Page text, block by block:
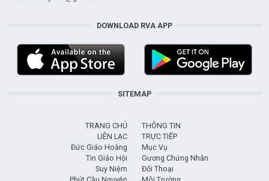
DOWNLOAD RVA APP
SITEMAP
TRANG CHỦ
LIÊN LẠC
Đức Giáo Hoàng
Tin Giáo Hội
Suy Niệm
THÔNG TIN
TRỰC TIẾP
Mục Vụ
Gương Chứng Nhân
Đối Thoại